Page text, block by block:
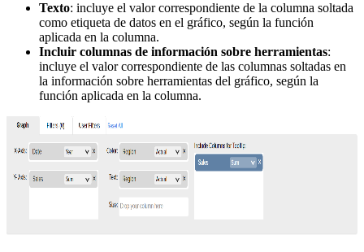
Texto: incluye el valor correspondiente de la columna soltada
como etiqueta de datos en el gráfico, según la función
aplicada en la columna.
Incluir columnas de información sobre herramientas:
incluye el valor correspondiente de las columnas soltadas en
la información sobre herramientas del gráfico, según la
función aplicada en la columna.